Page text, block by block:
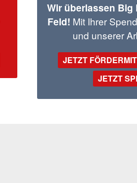
Wir überlassen Big
Feld! Mit Ihrer
und unserer
JETZT
JETZT